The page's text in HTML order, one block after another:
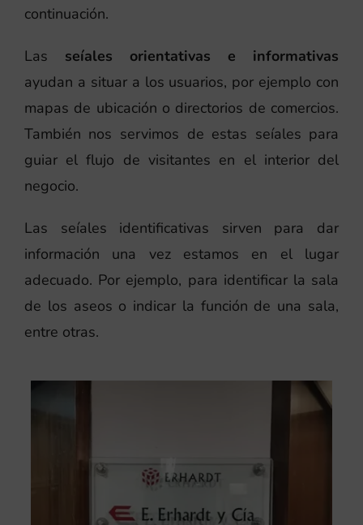
continuación.
Las seíales orientativas e informativas
ayudan a situar a los usuarios, por ejemplo con
mapas de ubicación o directorios de comercios.
También nos servimos de estas seíales para
guiar el flujo de visitantes en el interior del
negocio.
Las seíales identificativas sirven para dar
información una vez estamos en el lugar
adecuado. Por ejemplo, para identificar la sala
de los aseos o indicar la función de una sala,
entre otras.